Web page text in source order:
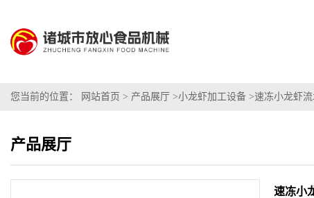
您当前的位置： 网站首页 > 产品展厅 >小龙虾加工设备 >速冻小龙虾
产品展厅
速冻小